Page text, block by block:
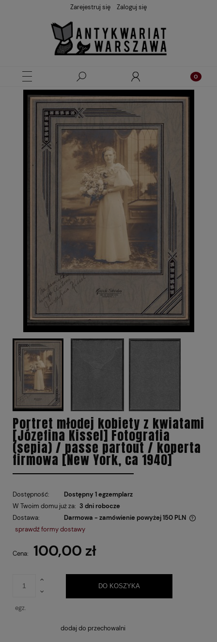
Zarejestruj się Zaloguj się
Portret młodej kobiety z kwiatami
[Józefina Kissel] Fotografia
(sepia) / passe partout / koperta
firmowa [New York, ca 1940]
Dostępność:
Dostępny 1 egzemplarz
W Twoim domu już za: 3 dni robocze
Dostawa:
Darmowa - zamówienie powyżej 150 PLN
Cena nie zawiera ewentualnych kosztów płatności
sprawdź formy dostawy
Cena: 100,00 zł
egz.
DO KOSZYKA
dodaj do przechowalni